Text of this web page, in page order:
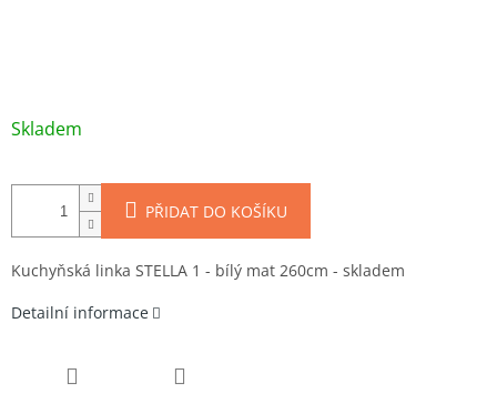
Skladem
PŘIDAT DO KOŠÍKU
Kuchyňská linka STELLA 1 - bílý mat 260cm - skladem
Detailní informace